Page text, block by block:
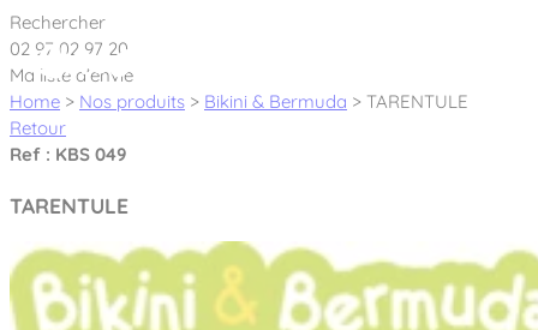
Cookies management panel
Créateur et fabricant d’aires de jeux &
Nos dernières actualités
Rechercher
02 97 02 97 20
Ma liste d’envie
Home > Nos produits > Bikini & Bermuda > TARENTULE
Retour
Ref : KBS 049
TARENTULE